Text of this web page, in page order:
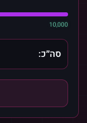
10,000
סה״כ: